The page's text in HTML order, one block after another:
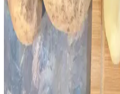
Büyük Miktarda Yeşil
Değerlendirme Yöntemleri
Büyük miktarda yeşil soğanı
pişirme gibi yöntemlerle uzun süre
kullanabilirsiniz. Yeniden dikim ve
Fazla Patatesleri
Dondurulmuş Patates